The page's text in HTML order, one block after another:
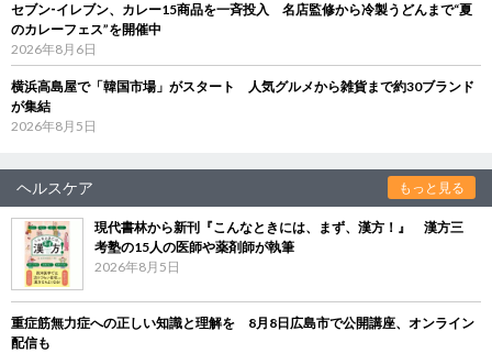
セブン‐イレブン、カレー15商品を一斉投入 名店監修から冷製うどんまで“夏
のカレーフェス”を開催中
2026年8月6日
横浜高島屋で「韓国市場」がスタート 人気グルメから雑貨まで約30ブランド
が集結
2026年8月5日
ヘルスケア もっと見る
現代書林から新刊『こんなときには、まず、漢方！』 漢方三
考塾の15人の医師や薬剤師が執筆
2026年8月5日
重症筋無力症への正しい知識と理解を 8月8日広島市で公開講座、オンライン
配信も